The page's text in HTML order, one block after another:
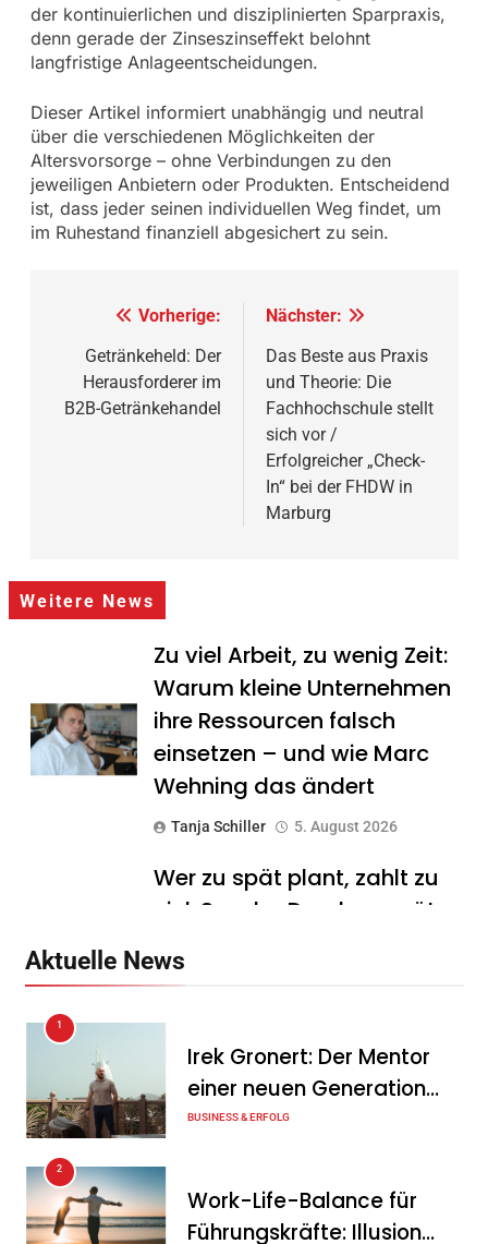
der kontinuierlichen und disziplinierten Sparpraxis,
denn gerade der Zinseszinseffekt belohnt
langfristige Anlageentscheidungen.
Dieser Artikel informiert unabhängig und neutral
über die verschiedenen Möglichkeiten der
Altersvorsorge – ohne Verbindungen zu den
jeweiligen Anbietern oder Produkten. Entscheidend
ist, dass jeder seinen individuellen Weg findet, um
im Ruhestand finanziell abgesichert zu sein.
Beitragsnavigation
Vorherige:
Getränkeheld: Der
Herausforderer im
B2B-Getränkehandel
Nächster:
Das Beste aus Praxis
und Theorie: Die
Fachhochschule stellt
sich vor /
Erfolgreicher „Check-
In“ bei der FHDW in
Marburg
Weitere News
Zu viel Arbeit, zu wenig Zeit:
Warum kleine Unternehmen
ihre Ressourcen falsch
einsetzen – und wie Marc
Wehning das ändert
Tanja Schiller 5. August 2026
Wer zu spät plant, zahlt zu
viel: Sascha Drache verrät,
Unternehmer schon Jahre
entschieden wird
Tanja Schiller 5. August 2026
ENERTRAG eröffnet neues
Ausbildungs- und
Schulungszentrum in
Dauerthal
Aktuelle News
1
Irek Gronert: Der Mentor
einer neuen Generation
von Unternehmern
BUSINESS & ERFOLG
2
Work-Life-Balance für
Führungskräfte: Illusion